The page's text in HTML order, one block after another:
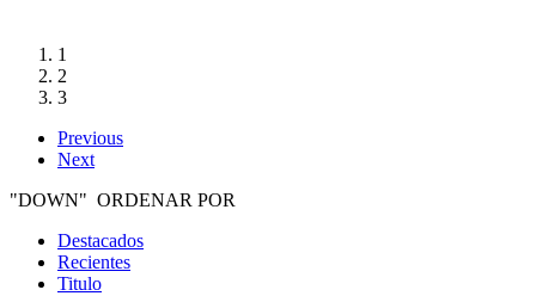
1
2
3
Previous
Next
"DOWN" ORDENAR POR
Destacados
Recientes
Titulo